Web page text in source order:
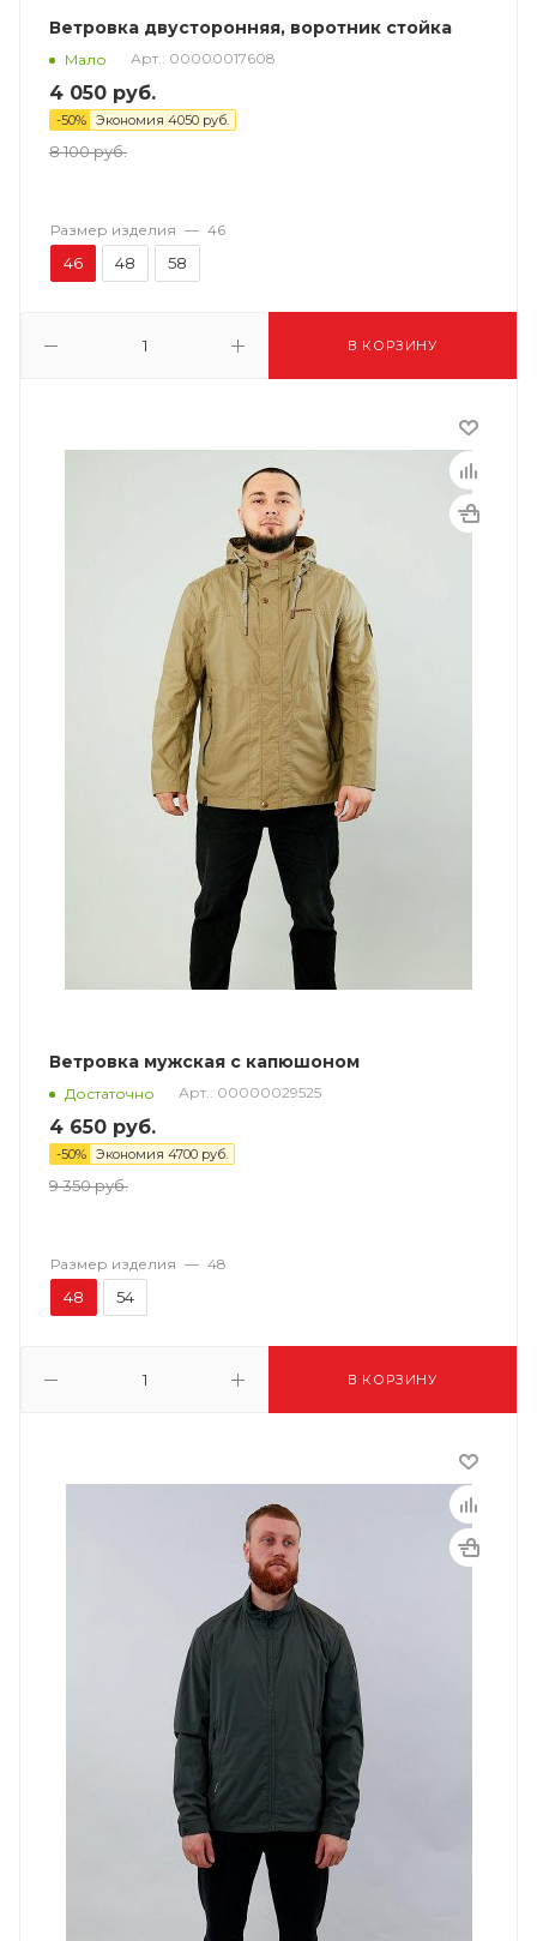
Ветровка двусторонняя, воротник стойка
Мало Арт.: 00000017608
4 050 руб.
-50% Экономия 4050 руб.
8 100руб.
В КОРЗИНУ
Размер изделия — 46
46 48 58
Ветровка мужская с капюшоном
Достаточно Арт.: 00000029525
4 650 руб.
-50% Экономия 4700 руб.
9 350руб.
В КОРЗИНУ
Размер изделия — 48
48 54